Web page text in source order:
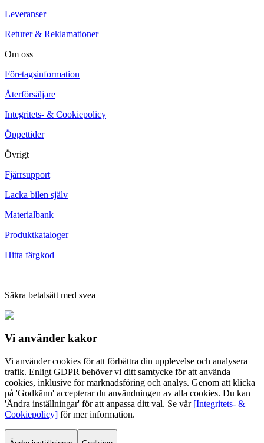
Leveranser
Returer & Reklamationer
Om oss
Företagsinformation
Återförsäljare
Integritets- & Cookiepolicy
Öppettider
Övrigt
Fjärrsupport
Lacka bilen själv
Materialbank
Produktkataloger
Hitta färgkod
Säkra betalsätt med svea
Vi använder kakor
Vi använder cookies för att förbättra din upplevelse och analysera
trafik. Enligt GDPR behöver vi ditt samtycke för att använda
cookies, inklusive för marknadsföring och analys. Genom att klicka
på 'Godkänn' accepterar du användningen av alla cookies. Du kan
'Ändra inställningar' för att anpassa ditt val. Se vår [Integritets- &
Cookiepolicy] för mer information.